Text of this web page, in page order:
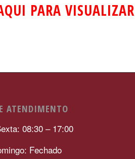
PARA VISUALIZAR
ATENDIMENTO
08:30 – 17:00
Fechado